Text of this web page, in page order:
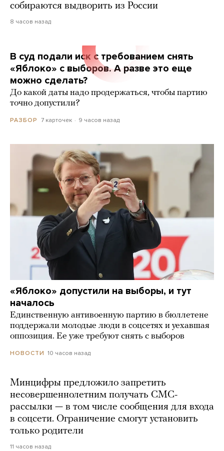
собираются выдворить из России
8 часов назад
В суд подали иск с требованием снять
«Яблоко» с выборов. А разве это еще
можно сделать?
До какой даты надо продержаться, чтобы партию
точно допустили?
РАЗБОР 7 карточек 9 часов назад
«Яблоко» допустили на выборы, и тут
началось
Единственную антивоенную партию в бюллетене
поддержали молодые люди в соцсетях и уехавшая
оппозиция. Ее уже требуют снять с выборов
НОВОСТИ 10 часов назад
Минцифры предложило запретить
несовершеннолетним получать СМС-
рассылки — в том числе сообщения для входа
в соцсети. Ограничение смогут установить
только родители
11 часов назад